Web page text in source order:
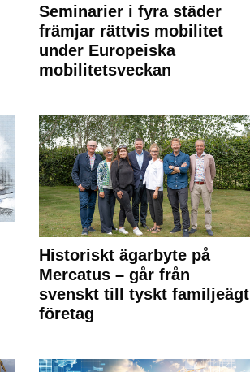
Seminarier i fyra städer
främjar rättvis mobilitet
under Europeiska
mobilitetsveckan
Historiskt ägarbyte på
Mercatus – går från
svenskt till tyskt familjeägt
företag